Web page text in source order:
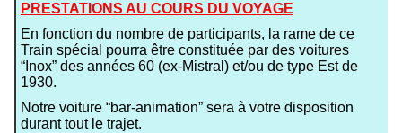
PRESTATIONS AU COURS DU VOYAGE
En fonction du nombre de participants, la rame de ce
Train spécial pourra être constituée par des voitures
“Inox” des années 60 (ex-Mistral) et/ou de type Est de
1930.
Notre voiture “bar-animation” sera à votre disposition
durant tout le trajet.